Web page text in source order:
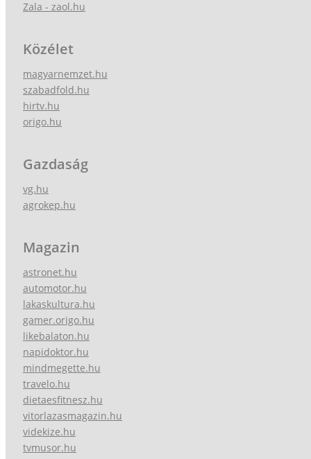
Zala - zaol.hu
Közélet
magyarnemzet.hu
szabadfold.hu
hirtv.hu
origo.hu
Gazdaság
vg.hu
agrokep.hu
Magazin
astronet.hu
automotor.hu
lakaskultura.hu
gamer.origo.hu
likebalaton.hu
napidoktor.hu
mindmegette.hu
travelo.hu
dietaesfitnesz.hu
vitorlazasmagazin.hu
videkize.hu
tvmusor.hu